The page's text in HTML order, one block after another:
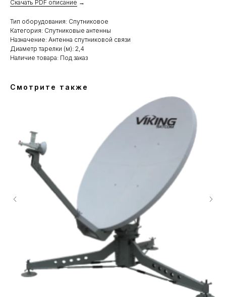
Скачать PDF описание →
Тип оборудования: Спутниковое
Категория: Спутниковые антенны
Назначение: Антенна спутниковой связи
Диаметр тарелки (м): 2,4
Наличие товара: Под заказ
Смотрите также